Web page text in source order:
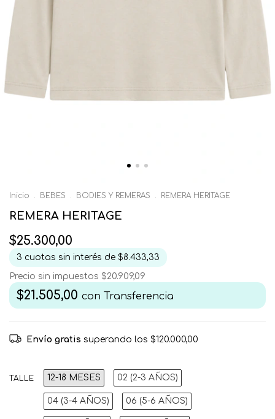
Inicio . BEBES . BODIES Y REMERAS . REMERA HERITAGE
REMERA HERITAGE
$25.300,00
3 cuotas sin interés de $8.433,33
Precio sin impuestos $20.909,09
$21.505,00 con Transferencia
Envío gratis superando los $120.000,00
TALLE 12-18 MESES 02 (2-3 AÑOS)
04 (3-4 AÑOS) 06 (5-6 AÑOS)